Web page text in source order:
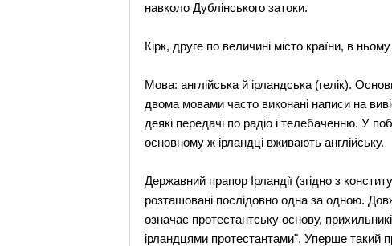
навколо Дублінського затоки.
Кірк, друге по величині місто країни, в
Мова: англійська й ірландська (гелік).
двома мовами часто виконані написи на
деякі передачі по радіо і телебаченню. У
основному ж ірландці вживають англійську.
Державний прапор Ірландії (згідно з
розташовані послідовно одна за одною.
означає протестантську основу,
ірландцями протестантами". Уперше такий